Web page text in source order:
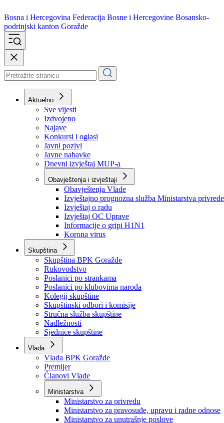
Bosna i Hercegovina
podrinjski kanton Goražde
Aktuelno
Sve vijesti
Izdvojeno
Najave
Konkursi i oglasi
Javni pozivi
Javne nabavke
Dnevni izvještaj MUP-a
Obavještenja i izvještaji
Obavještenja Vlade
Izvještajno prognozna služba Ministarstva privrede
Izvještaj o radu
Izvještaj OC Uprave
Informacije o gripi H1N1
Korona virus
Skupština
Skupština BPK Goražde
Rukovodstvo
Poslanici po strankama
Poslanici po klubovima naroda
Kolegij skupštine
Skupštinski odbori i komisije
Stručna služba skupštine
Nadležnosti
Sjednice skupštine
Vlada
Vlada BPK Goražde
Premijer
Članovi Vlade
Ministarstva